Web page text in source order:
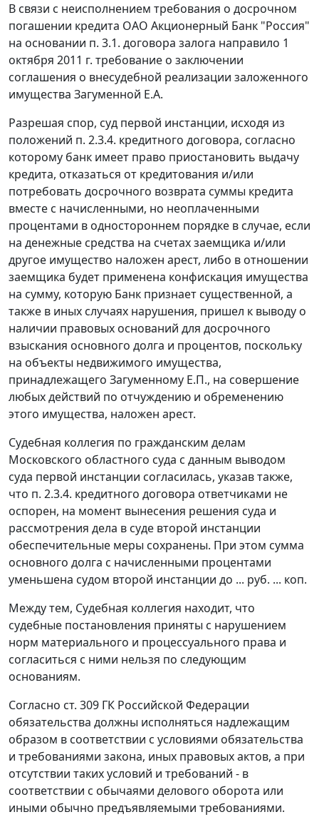
В связи с неисполнением требования о досрочном
погашении кредита ОАО Акционерный Банк "Россия"
на основании п. 3.1. договора залога направило 1
октября 2011 г. требование о заключении
соглашения о внесудебной реализации заложенного
имущества Загуменной Е.А.
Разрешая спор, суд первой инстанции, исходя из
положений п. 2.3.4. кредитного договора, согласно
которому банк имеет право приостановить выдачу
кредита, отказаться от кредитования и/или
потребовать досрочного возврата суммы кредита
вместе с начисленными, но неоплаченными
процентами в одностороннем порядке в случае, если
на денежные средства на счетах заемщика и/или
другое имущество наложен арест, либо в отношении
заемщика будет применена конфискация имущества
на сумму, которую Банк признает существенной, а
также в иных случаях нарушения, пришел к выводу о
наличии правовых оснований для досрочного
взыскания основного долга и процентов, поскольку
на объекты недвижимого имущества,
принадлежащего Загуменному Е.П., на совершение
любых действий по отчуждению и обременению
этого имущества, наложен арест.
Судебная коллегия по гражданским делам
Московского областного суда с данным выводом
суда первой инстанции согласилась, указав также,
что п. 2.3.4. кредитного договора ответчиками не
оспорен, на момент вынесения решения суда и
рассмотрения дела в суде второй инстанции
обеспечительные меры сохранены. При этом сумма
основного долга с начисленными процентами
уменьшена судом второй инстанции до ... руб. ... коп.
Между тем, Судебная коллегия находит, что
судебные постановления приняты с нарушением
норм материального и процессуального права и
согласиться с ними нельзя по следующим
основаниям.
Согласно ст. 309 ГК Российской Федерации
обязательства должны исполняться надлежащим
образом в соответствии с условиями обязательства
и требованиями закона, иных правовых актов, а при
отсутствии таких условий и требований - в
соответствии с обычаями делового оборота или
иными обычно предъявляемыми требованиями.